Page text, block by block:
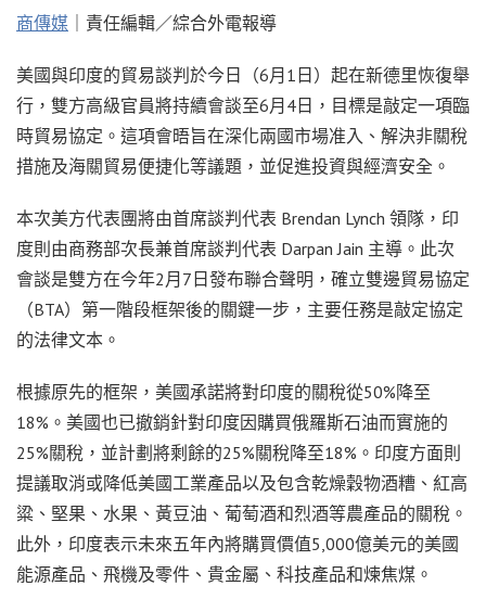
商傳媒 ｜責任編輯／綜合外電報導
美國與印度的貿易談判於今日（6月1日）起在新德里恢復舉
行，雙方高級官員將持續會談至6月4日，目標是敲定一項臨
時貿易協定。這項會晤旨在深化兩國市場准入、解決非關稅
措施及海關貿易便捷化等議題，並促進投資與經濟安全。
本次美方代表團將由首席談判代表 Brendan Lynch 領隊，印
度則由商務部次長兼首席談判代表 Darpan Jain 主導。此次
會談是雙方在今年2月7日發布聯合聲明，確立雙邊貿易協定
（BTA）第一階段框架後的關鍵一步，主要任務是敲定協定
的法律文本。
根據原先的框架，美國承諾將對印度的關稅從50%降至
18%。美國也已撤銷針對印度因購買俄羅斯石油而實施的
25%關稅，並計劃將剩餘的25%關稅降至18%。印度方面則
提議取消或降低美國工業產品以及包含乾燥穀物酒糟、紅高
粱、堅果、水果、黃豆油、葡萄酒和烈酒等農產品的關稅。
此外，印度表示未來五年內將購買價值5,000億美元的美國
能源產品、飛機及零件、貴金屬、科技產品和煉焦煤。